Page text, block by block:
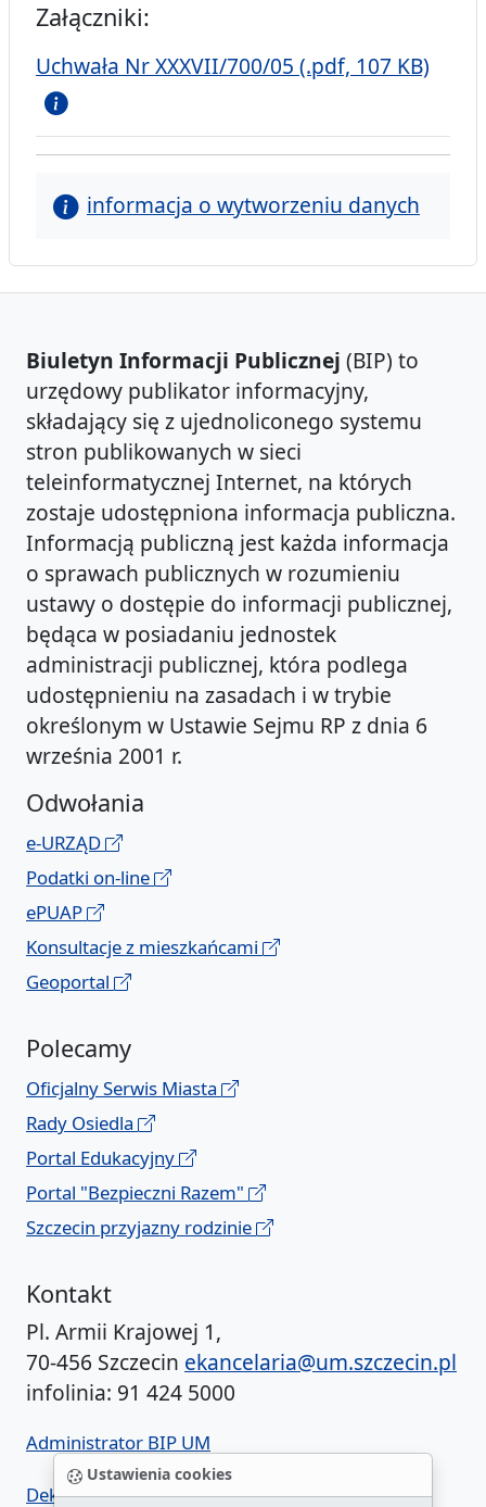
Ustawienia cookies
Załączniki:
Uchwała Nr XXXVII/700/05 (.pdf, 107 KB)
informacja o wytworzeniu danych
Biuletyn Informacji Publicznej (BIP) to
urzędowy publikator informacyjny,
składający się z ujednoliconego systemu
stron publikowanych w sieci
teleinformatycznej Internet, na których
zostaje udostępniona informacja publiczna.
Informacją publiczną jest każda informacja
o sprawach publicznych w rozumieniu
ustawy o dostępie do informacji publicznej,
będąca w posiadaniu jednostek
administracji publicznej, która podlega
udostępnieniu na zasadach i w trybie
określonym w Ustawie Sejmu RP z dnia 6
września 2001 r.
Odwołania
e-URZĄD
Podatki on-line
ePUAP
Konsultacje z mieszkańcami
Geoportal
Polecamy
Oficjalny Serwis Miasta
Rady Osiedla
Portal Edukacyjny
Portal "Bezpieczni Razem"
Szczecin przyjazny rodzinie
Kontakt
Pl. Armii Krajowej 1,
70-456 Szczecin ekancelaria@um.szczecin.pl
infolinia: 91 424 5000
Administrator BIP UM
Deklaracja dostępności